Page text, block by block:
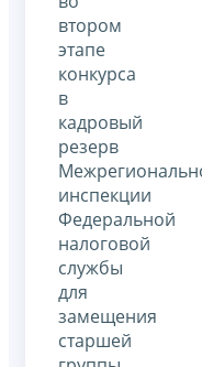
втором
этапе
конкурса
в
кадровый
резерв
инспекции
Федеральной
налоговой
службы
для
замещения
старшей